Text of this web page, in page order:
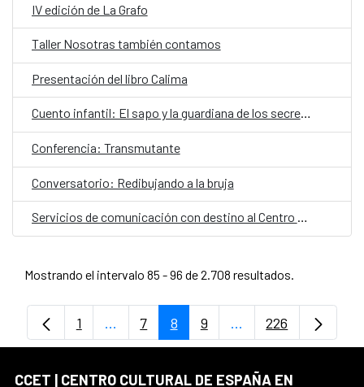
IV edición de La Grafo
Taller Nosotras también contamos
Presentación del libro Calima
Cuento infantil: El sapo y la guardiana de los secretos
Conferencia: Transmutante
Conversatorio: Redibujando a la bruja
Servicios de comunicación con destino al Centro Cultural de España en Honduras
Mostrando el intervalo 85 - 96 de 2.708 resultados.
Página
1 ...Páginas intermedias Use TAB para
Página
7 Página
8 Página
9 ...PáginasPágina
226
CCET | CENTRO CULTURAL DE ESPAÑA EN